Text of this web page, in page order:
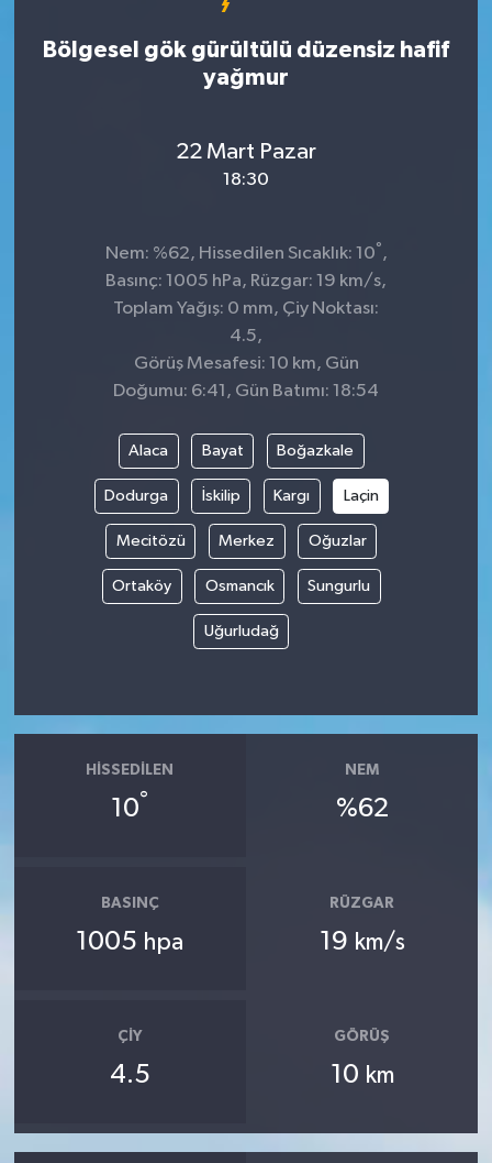
Bölgesel gök gürültülü düzensiz hafif
yağmur
22 Mart Pazar
18:30
Nem: %62, Hissedilen Sıcaklık: 10° ,
Basınç: 1005 hPa, Rüzgar: 19 km/s,
Toplam Yağış: 0 mm, Çiy Noktası:
4.5,
Görüş Mesafesi: 10 km, Gün
Doğumu: 6:41, Gün Batımı: 18:54
Alaca Bayat Boğazkale
Dodurga İskilip Kargı Laçin
Mecitözü Merkez Oğuzlar
Ortaköy Osmancık Sungurlu
Uğurludağ
HISSEDILEN
10°
NEM
%62
BASINÇ
1005 hpa
RÜZGAR
19 km/s
ÇIY
4.5
GÖRÜŞ
10 km